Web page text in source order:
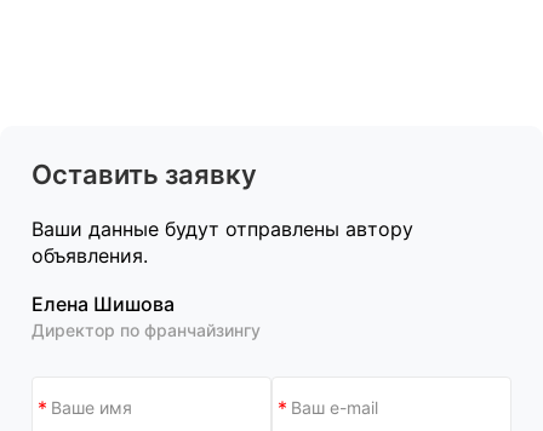
Оставить заявку
Ваши данные будут отправлены автору
объявления.
Елена Шишова
Директор по франчайзингу